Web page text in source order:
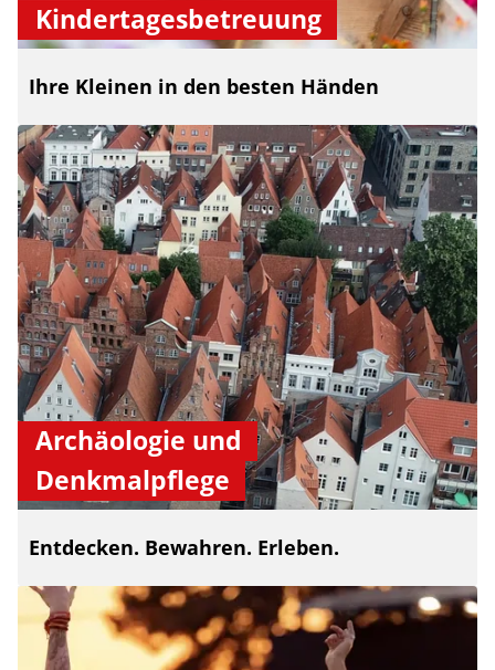
Kindertagesbetreuung
Ihre Kleinen in den besten Händen
Archäologie und
Denkmalpflege
Entdecken. Bewahren. Erleben.